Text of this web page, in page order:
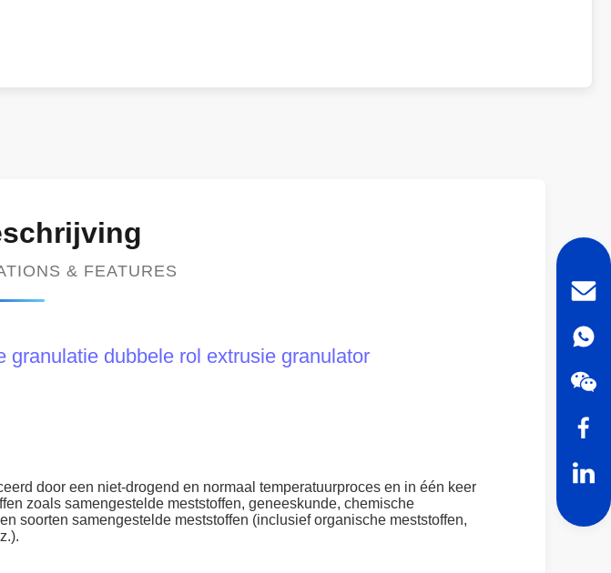
& FEATURES
dubbele rol extrusie granulator
door een niet-drogend en normaal temperatuurproces en in één keer
zoals samengestelde meststoffen, geneeskunde, chemische
soorten samengestelde meststoffen (inclusief organische meststoffen,